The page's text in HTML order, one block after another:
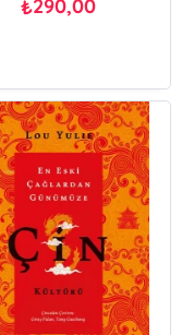
₺290,00